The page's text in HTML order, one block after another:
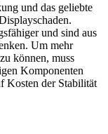
und das geliebte
und sind aus
Um mehr
können, muss
Komponenten
Kosten der Stabilität